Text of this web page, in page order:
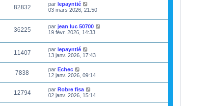
82832 par lepayntié
03 mars 2026, 21:50
36225 par jean luc 50700
19 févr. 2026, 14:33
11407 par lepayntié
13 janv. 2026, 17:43
7838 par Echec
12 janv. 2026, 09:14
12794 par Robre fisa
02 janv. 2026, 15:14